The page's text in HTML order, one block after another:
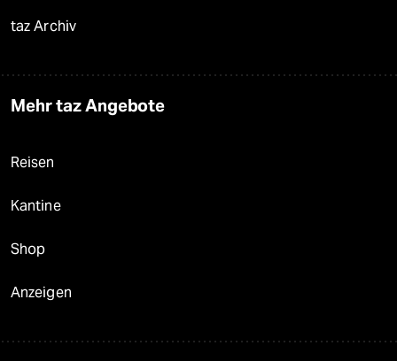
taz Archiv
Mehr taz Angebote
Reisen
Kantine
Shop
Anzeigen